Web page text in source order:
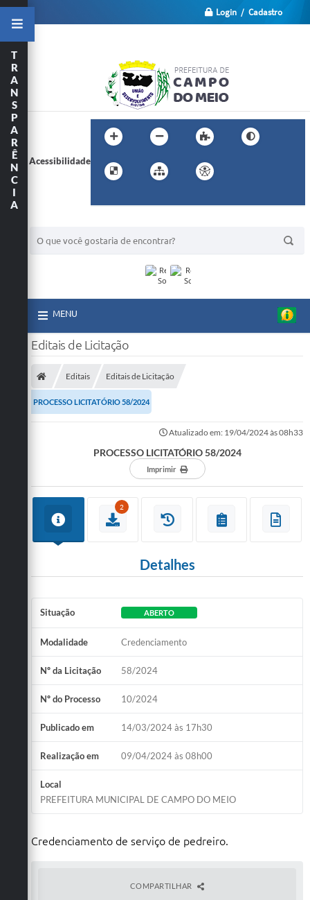
Login / Cadastro
Acessibilidade
MENU
T
R
A
N
S
P
A
R
Ê
N
C
I
A
Editais de Licitação
Editais Editais de Licitação
PROCESSO LICITATÓRIO 58/2024
Atualizado em: 19/04/2024 às 08h33
PROCESSO LICITATÓRIO 58/2024
Imprimir
2
Detalhes
Situação ABERTO
Modalidade Credenciamento
Nº da Licitação 58/2024
Nº do Processo 10/2024
Publicado em 14/03/2024 às 17h30
Realização em 09/04/2024 às 08h00
Local
PREFEITURA MUNICIPAL DE CAMPO DO MEIO
Credenciamento de serviço de pedreiro.
COMPARTILHAR